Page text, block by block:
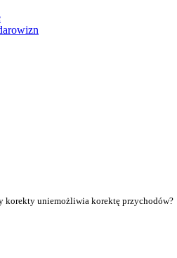
korekty uniemożliwia korektę przychodów?